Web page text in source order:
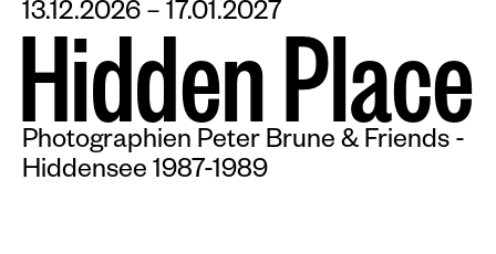
13.12.2026 – 17.01.2027
HiddenPlace
Photographien Peter Brune & Friends -
Hiddensee 1987-1989